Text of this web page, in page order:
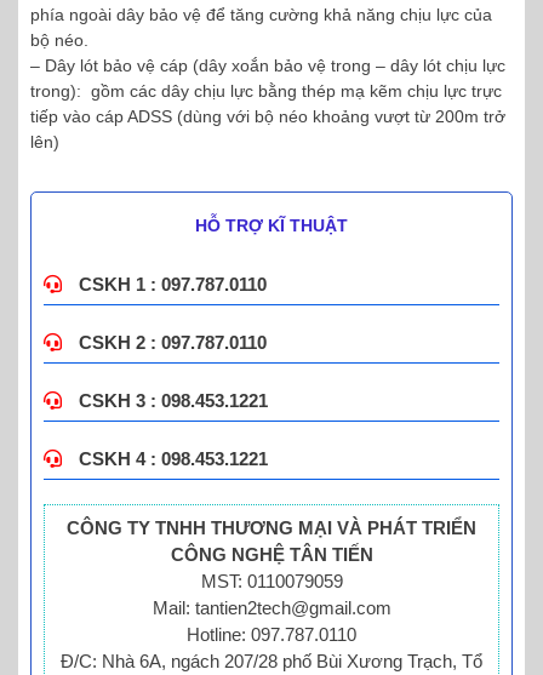
phía ngoài dây bảo vệ để tăng cường khả năng chịu lực của
bộ néo.
– Dây lót bảo vệ cáp (dây xoắn bảo vệ trong – dây lót chịu lực
trong): gồm các dây chịu lực bằng thép mạ kẽm chịu lực trực
tiếp vào cáp ADSS (dùng với bộ néo khoảng vượt từ 200m trở
lên)
HỖ TRỢ KĨ THUẬT
CSKH 1 : 097.787.0110
CSKH 2 : 097.787.0110
CSKH 3 : 098.453.1221
CSKH 4 : 098.453.1221
CÔNG TY TNHH THƯƠNG MẠI VÀ PHÁT TRIỂN
CÔNG NGHỆ TÂN TIẾN
MST: 0110079059
Mail: tantien2tech@gmail.com
Hotline: 097.787.0110
Đ/C: Nhà 6A, ngách 207/28 phố Bùi Xương Trạch, Tổ